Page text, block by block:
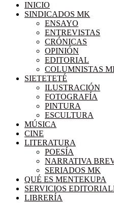
INICIO
SINDICADOS MK
ENSAYO
ENTREVISTAS
CRÓNICAS
OPINIÓN
EDITORIAL
COLUMNISTAS
SIETETETÉ
ILUSTRACIÓN
FOTOGRAFÍA
PINTURA
ESCULTURA
MÚSICA
CINE
LITERATURA
POESÍA
NARRATIVA
SERIADOS MK
QUÉ ES MENTEKUPA
SERVICIOS
LIBRERÍA